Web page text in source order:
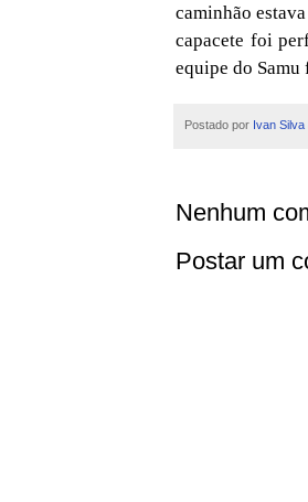
caminhão
capacete foi
equipe do
Postado por Ivan Silva
Nenhum
Postar um